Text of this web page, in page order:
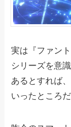
実は『ファン
シリーズを意
あるとすれば、
いったところだ